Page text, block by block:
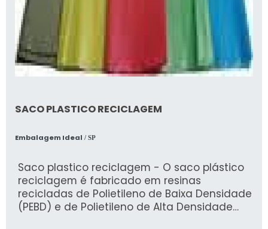
SACO PLASTICO RECICLAGEM
Embalagem Ideal / SP
Saco plastico reciclagem - O saco plástico
reciclagem é fabricado em resinas
recicladas de Polietileno de Baixa Densidade
(PEBD) e de Polietileno de Alta Densidade